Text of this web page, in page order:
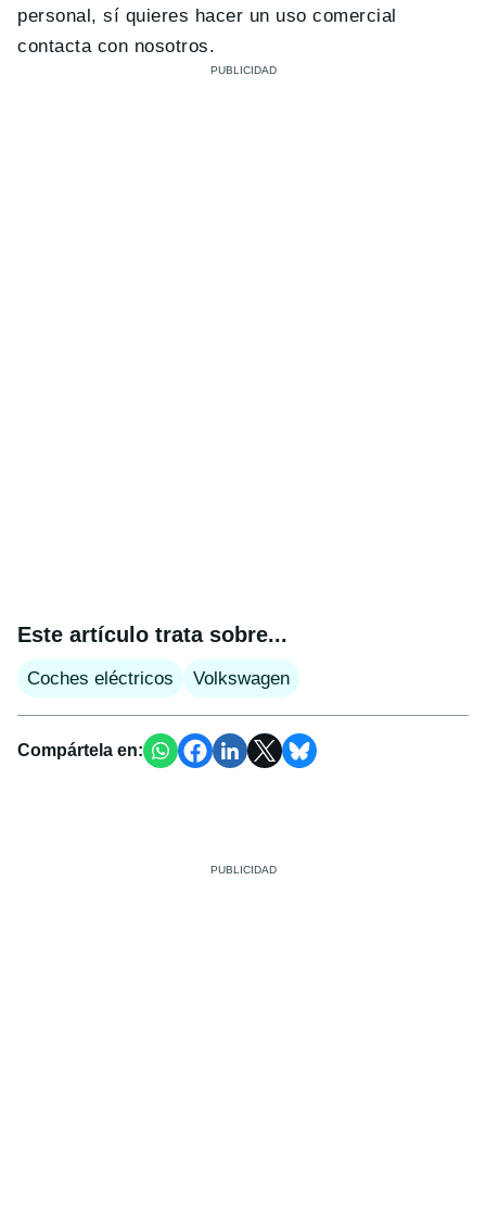
personal, sí quieres hacer un uso comercial
contacta con nosotros.
Este artículo trata sobre...
Coches eléctricos Volkswagen
Compártela en: